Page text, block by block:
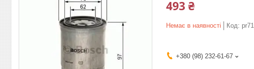
493 ₴
Немає в наявності Код:
+380 (98) 232-61-67